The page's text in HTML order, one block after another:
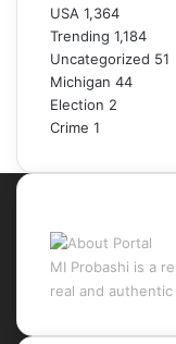
USA 1,364
Trending 1,184
Uncategorized 51
Michigan 44
Election 2
Crime 1
MI Probashi is a
real and